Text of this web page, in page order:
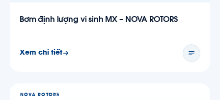
Bơm định lượng vi sinh MX – NOVA ROTORS
Xem chi tiết
NOVA ROTORS